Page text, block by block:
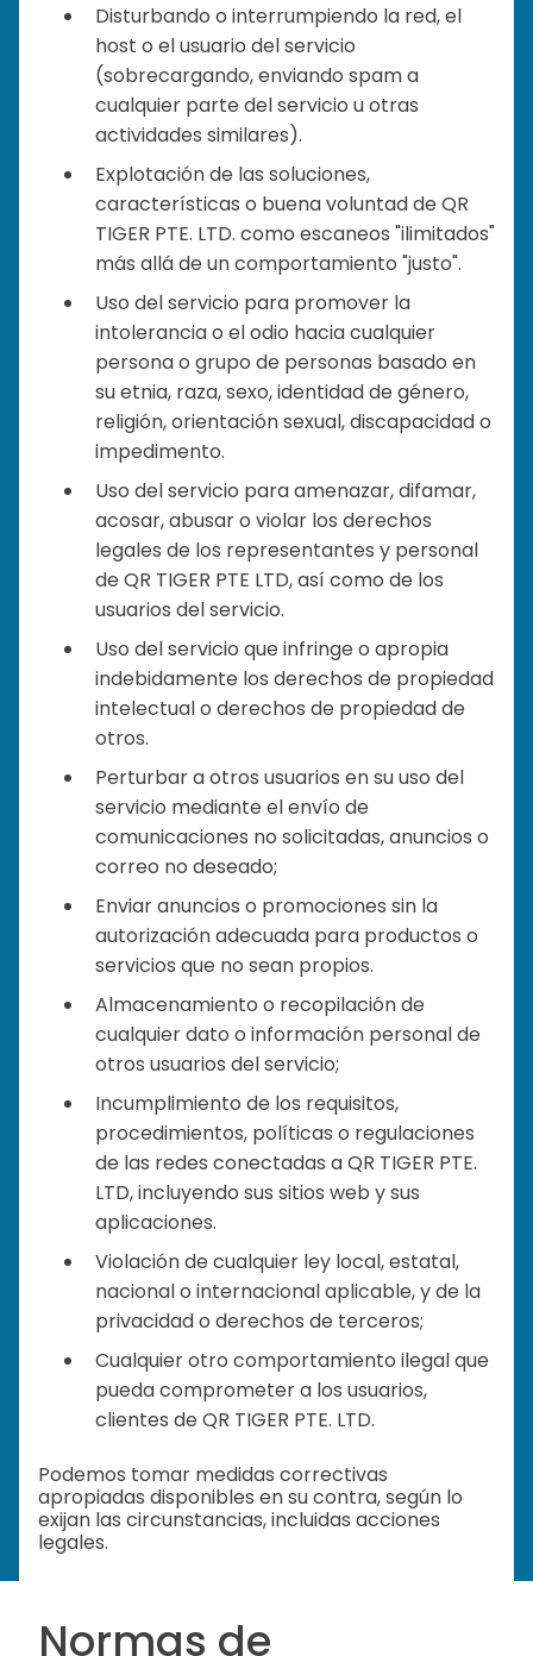
Disturbando o interrumpiendo la red, el
host o el usuario del servicio
(sobrecargando, enviando spam a
cualquier parte del servicio u otras
actividades similares).
Explotación de las soluciones,
características o buena voluntad de QR
TIGER PTE. LTD. como escaneos "ilimitados"
más allá de un comportamiento "justo".
Uso del servicio para promover la
intolerancia o el odio hacia cualquier
persona o grupo de personas basado en
su etnia, raza, sexo, identidad de género,
religión, orientación sexual, discapacidad o
impedimento.
Uso del servicio para amenazar, difamar,
acosar, abusar o violar los derechos
legales de los representantes y personal
de QR TIGER PTE LTD, así como de los
usuarios del servicio.
Uso del servicio que infringe o apropia
indebidamente los derechos de propiedad
intelectual o derechos de propiedad de
otros.
Perturbar a otros usuarios en su uso del
servicio mediante el envío de
comunicaciones no solicitadas, anuncios o
correo no deseado;
Enviar anuncios o promociones sin la
autorización adecuada para productos o
servicios que no sean propios.
Almacenamiento o recopilación de
cualquier dato o información personal de
otros usuarios del servicio;
Incumplimiento de los requisitos,
procedimientos, políticas o regulaciones
de las redes conectadas a QR TIGER PTE.
LTD, incluyendo sus sitios web y sus
aplicaciones.
Violación de cualquier ley local, estatal,
nacional o internacional aplicable, y de la
privacidad o derechos de terceros;
Cualquier otro comportamiento ilegal que
pueda comprometer a los usuarios,
clientes de QR TIGER PTE. LTD.
Podemos tomar medidas correctivas
apropiadas disponibles en su contra, según lo
exijan las circunstancias, incluidas acciones
legales.
Normas de